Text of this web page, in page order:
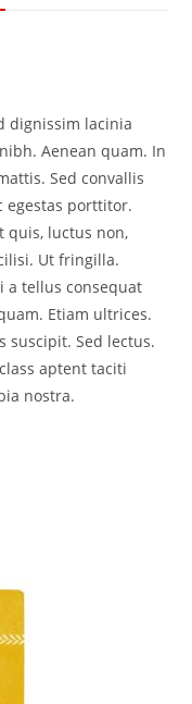
dignissim lacinia
Aenean quam. In
Sed convallis
egestas porttitor.
quis, luctus non,
Ut fringilla.
a tellus consequat
Etiam ultrices.
suscipit. Sed lectus.
aptent taciti
nostra.